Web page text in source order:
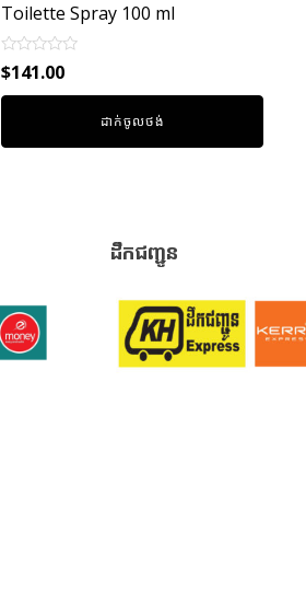
Toilette Spray 100 ml
Rated
0
out
$141.00
ដាក់ចូលថង់
ដឹកជញ្ជូន